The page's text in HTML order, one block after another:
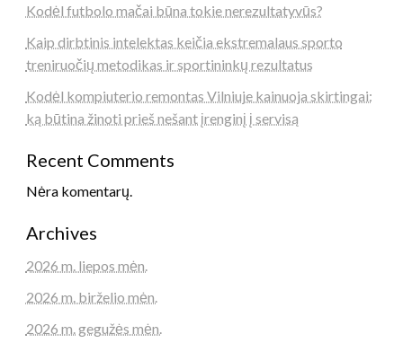
Kodėl futbolo mačai būna tokie nerezultatyvūs?
Kaip dirbtinis intelektas keičia ekstremalaus sporto
treniruočių metodikas ir sportininkų rezultatus
Kodėl kompiuterio remontas Vilniuje kainuoja skirtingai:
ką būtina žinoti prieš nešant įrenginį į servisą
Recent Comments
Nėra komentarų.
Archives
2026 m. liepos mėn.
2026 m. birželio mėn.
2026 m. gegužės mėn.